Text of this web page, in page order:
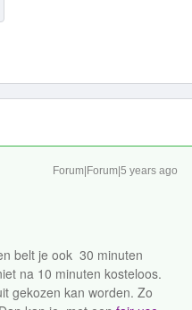
Forum|Forum|5 years ago
belt je ook 30 minuten
na 10 minuten kosteloos.
gekozen kan worden. Zo